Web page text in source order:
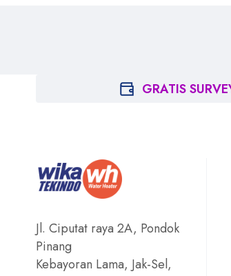
GRATIS
Jl. Ciputat raya 2A, Pondok
Pinang
Kebayoran Lama, Jak-Sel,